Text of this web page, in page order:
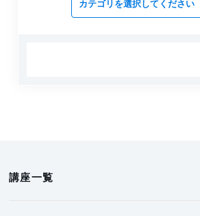
講座一覧